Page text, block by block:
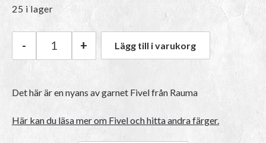
25 i lager
Rauma Fivel | 13 Rosa mängd
- + Lägg till i varukorg
Det här är en nyans av garnet Fivel från Rauma
Här kan du läsa mer om Fivel och hitta andra färger.